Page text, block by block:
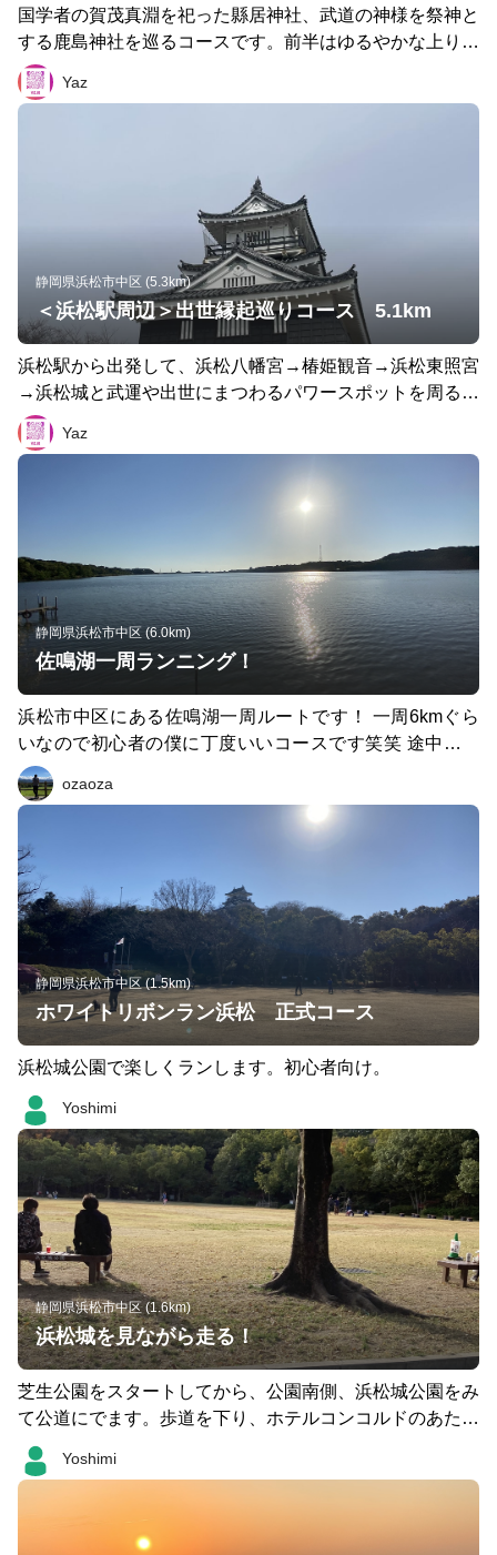
国学者の賀茂真淵を祀った縣居神社、武道の神様を祭神と
する鹿島神社を巡るコースです。前半はゆるやかな上りが
続き、縣居神社からは浜松の街を一望でき、そこを出ると
すぐに、かつてホンダがブレーキのテストを行っていたと
Yaz
静岡県浜松市中区 (5.3km)
＜浜松駅周辺＞出世縁起巡りコース 5.1km
浜松駅から出発して、浜松八幡宮→椿姫観音→浜松東照宮
→浜松城と武運や出世にまつわるパワースポットを周るコ
ースです。浜松城を省くと距離にして500m＆天守閣への
急坂が無くなります。
Yaz
静岡県浜松市中区 (6.0km)
佐鳴湖一周ランニング！
浜松市中区にある佐鳴湖一周ルートです！ 一周6kmぐら
いなので初心者の僕に丁度いいコースです笑笑 途中の東
屋にあるスムージー屋さんのイチゴスムージーがめちゃく
ちゃ美味しいです！！！
ozaoza
静岡県浜松市中区 (1.5km)
ホワイトリボンラン浜松 正式コース
浜松城公園で楽しくランします。初心者向け。
Yoshimi
静岡県浜松市中区 (1.6km)
浜松城を見ながら走る！
芝生公園をスタートしてから、公園南側、浜松城公園をみ
て公道にでます。歩道を下り、ホテルコンコルドのあたり
を左折して、公園に戻ります。
Yoshimi